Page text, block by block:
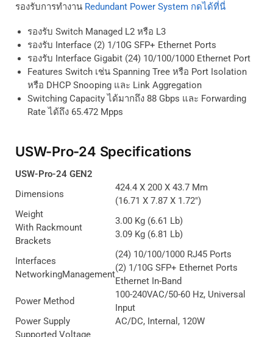
รองรับการทำงาน Redundant Power System กดได้ที่นี่
รองรับ Switch Managed L2 หรือ L3
รองรับ Interface (2) 1/10G SFP+ Ethernet Ports
รองรับ Interface Gigabit (24) 10/100/1000 Ethernet Port
Features Switch เช่น Spanning Tree หรือ Port Isolation
หรือ DHCP Snooping และ Link Aggregation
Switching Capacityได้มากถึง 88 Gbps และ Forwarding
Rateได้ถึง 65.472 Mpps
USW-Pro-24 Specifications
USW-Pro-24 GEN2
Dimensions
424.4 X 200 X 43.7 Mm
(16.71 X 7.87 X 1.72″)
Weight
With Rackmount
Brackets
3.00 Kg (6.61 Lb)
3.09 Kg (6.81 Lb)
Interfaces
NetworkingManagement
(24) 10/100/1000 RJ45 Ports
(2) 1/10G SFP+ Ethernet Ports
Ethernet In-Band
Power Method
100-240VAC/50-60 Hz, Universal
Input
Power Supply
AC/DC, Internal, 120W